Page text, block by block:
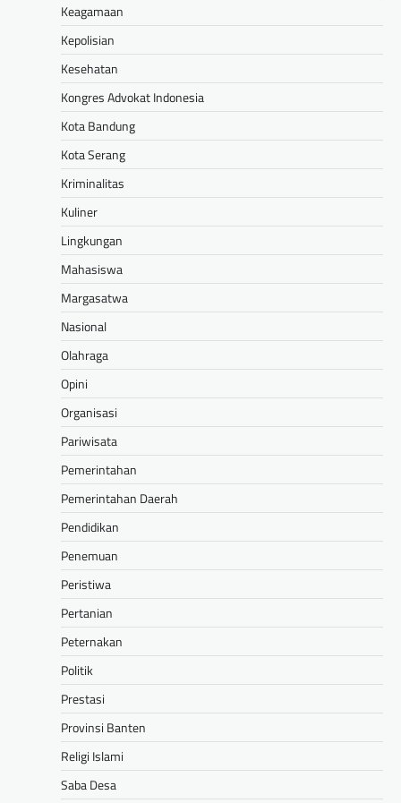
Keagamaan
Kepolisian
Kesehatan
Kongres Advokat Indonesia
Kota Bandung
Kota Serang
Kriminalitas
Kuliner
Lingkungan
Mahasiswa
Margasatwa
Nasional
Olahraga
Opini
Organisasi
Pariwisata
Pemerintahan
Pemerintahan Daerah
Pendidikan
Penemuan
Peristiwa
Pertanian
Peternakan
Politik
Prestasi
Provinsi Banten
Religi Islami
Saba Desa